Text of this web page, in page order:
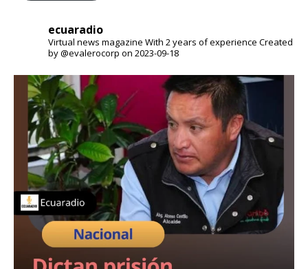
ecuaradio
Virtual news magazine With 2 years of experience Created
by @evalerocorp on 2023-09-18